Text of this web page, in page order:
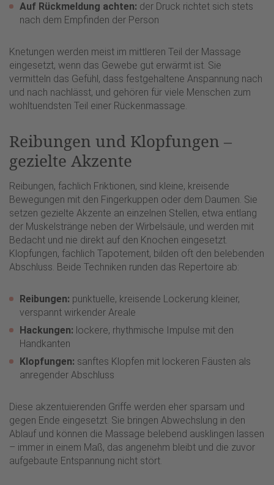
Auf Rückmeldung achten: der Druck richtet sich stets
nach dem Empfinden der Person
Knetungen werden meist im mittleren Teil der Massage
eingesetzt, wenn das Gewebe gut erwärmt ist. Sie
vermitteln das Gefühl, dass festgehaltene Anspannung nach
und nach nachlässt, und gehören für viele Menschen zum
wohltuendsten Teil einer Rückenmassage.
Reibungen und Klopfungen –
gezielte Akzente
Reibungen, fachlich Friktionen, sind kleine, kreisende
Bewegungen mit den Fingerkuppen oder dem Daumen. Sie
setzen gezielte Akzente an einzelnen Stellen, etwa entlang
der Muskelstränge neben der Wirbelsäule, und werden mit
Bedacht und nie direkt auf den Knochen eingesetzt.
Klopfungen, fachlich Tapotement, bilden oft den belebenden
Abschluss. Beide Techniken runden das Repertoire ab:
Reibungen: punktuelle, kreisende Lockerung kleiner,
verspannt wirkender Areale
Hackungen: lockere, rhythmische Impulse mit den
Handkanten
Klopfungen: sanftes Klopfen mit lockeren Fäusten als
anregender Abschluss
Diese akzentuierenden Griffe werden eher sparsam und
gegen Ende eingesetzt. Sie bringen Abwechslung in den
Ablauf und können die Massage belebend ausklingen lassen
– immer in einem Maß, das angenehm bleibt und die zuvor
aufgebaute Entspannung nicht stört.